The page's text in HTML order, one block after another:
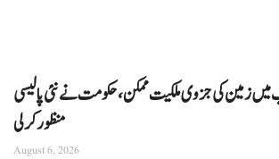
زمین کی جزوی ملکیت ممکن، حکومت نے نئی پالیسی
منظور کرلی
August 6, 2026